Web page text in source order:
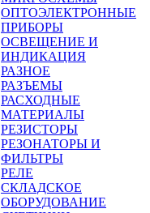
ОПТОЭЛЕКТРОННЫЕ
ПРИБОРЫ
ОСВЕЩЕНИЕ И
ИНДИКАЦИЯ
РАЗНОЕ
РАЗЪЕМЫ
РАСХОДНЫЕ
МАТЕРИАЛЫ
РЕЗИСТОРЫ
РЕЗОНАТОРЫ И
ФИЛЬТРЫ
РЕЛЕ
СКЛАДСКОЕ
ОБОРУДОВАНИЕ